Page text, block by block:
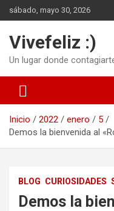
Saltar
al
sábado, mayo 30, 2026
Vivefeliz :)
Un lugar donde
Inicio 2022 enero
5
Demos la bienvenida al
BLOG CURIOSIDADES
Demos la